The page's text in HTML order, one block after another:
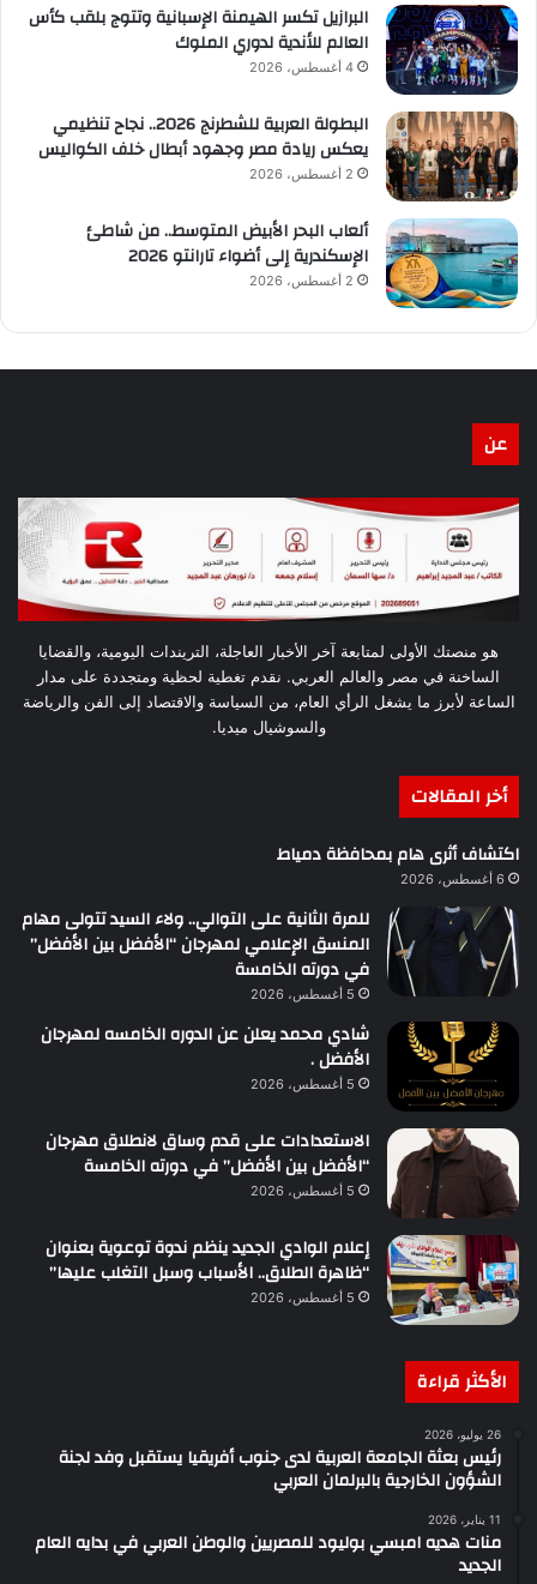
البرازيل تكسر الهيمنة الإسبانية وتتوج بلقب كأس
العالم للأندية لدوري الملوك
4 أغسطس، 2026
البطولة العربية للشطرنج 2026.. نجاح تنظيمي
يعكس ريادة مصر وجهود أبطال خلف الكواليس
2 أغسطس، 2026
ألعاب البحر الأبيض المتوسط.. من شاطئ
الإسكندرية إلى أضواء تارانتو 2026
2 أغسطس، 2026
عن
هو منصتك الأولى لمتابعة آخر الأخبار العاجلة، التريندات اليومية، والقضايا
الساخنة في مصر والعالم العربي. نقدم تغطية لحظية ومتجددة على مدار
الساعة لأبرز ما يشغل الرأي العام، من السياسة والاقتصاد إلى الفن والرياضة
والسوشيال ميديا.
أخر المقالات
اكتشاف أثرى هام بمحافظة دمياط
6 أغسطس، 2026
للمرة الثانية على التوالي.. ولاء السيد تتولى مهام
المنسق الإعلامي لمهرجان “الأفضل بين الأفضل”
في دورته الخامسة
5 أغسطس، 2026
شادي محمد يعلن عن الدوره الخامسه لمهرجان
الأفضل .
5 أغسطس، 2026
الاستعدادات على قدم وساق لانطلاق مهرجان
“الأفضل بين الأفضل” في دورته الخامسة
5 أغسطس، 2026
إعلام الوادي الجديد ينظم ندوة توعوية بعنوان
“ظاهرة الطلاق.. الأسباب وسبل التغلب عليها”
5 أغسطس، 2026
الأكثر قراءة
26 يوليو، 2026
رئيس بعثة الجامعة العربية لدى جنوب أفريقيا يستقبل وفد لجنة
الشؤون الخارجية بالبرلمان العربي
11 يناير، 2026
منات هديه امبسي بوليود للمصريين والوطن العربي في بدايه العام
الجديد